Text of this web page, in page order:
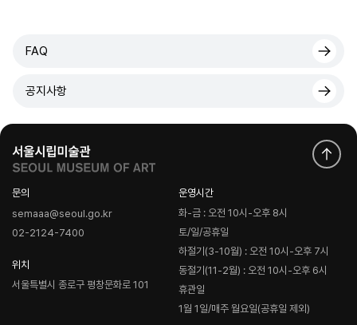
FAQ
공지사항
문의
semaaa@seoul.go.kr
02-2124-7400
위치
서울특별시 종로구 평창문화로 101
운영시간
화-금 : 오전 10시-오후 8시
토/일/공휴일
하절기(3-10월) : 오전 10시-오후 7시
동절기(11-2월) : 오전 10시-오후 6시
휴관일
1월 1일/매주 월요일(공휴일 제외)